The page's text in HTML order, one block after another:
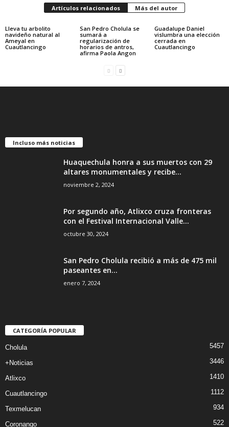
Artículos relacionados Más del autor
Lleva tu arbolito
navideño natural al
Ameyal en
Cuautlancingo
San Pedro Cholula se
sumará a
regularización de
horarios de antros,
afirma Paola Angon
Guadalupe Daniel
vislumbra una elección
cerrada en
Cuautlancingo
Incluso más noticias
Huaquechula honra a sus muertos con 29
altares monumentales y recibe...
noviembre 2, 2024
Por segundo año, Atlixco cruza fronteras
con el Festival Internacional Valle...
octubre 30, 2024
San Pedro Cholula recibió a más de 475 mil
paseantes en...
enero 7, 2024
CATEGORÍA POPULAR
Cholula 5457
+Noticias 3446
Atlixco 1410
Cuautlancingo 1112
Texmelucan 934
Coronango 522